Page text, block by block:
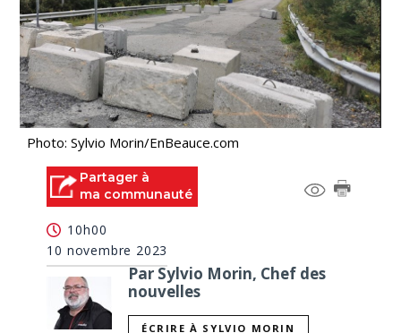
Photo: Sylvio Morin/EnBeauce.com
Partager à
ma communauté
10h00
10 novembre 2023
Par Sylvio Morin, Chef des
nouvelles
ÉCRIRE À SYLVIO MORIN